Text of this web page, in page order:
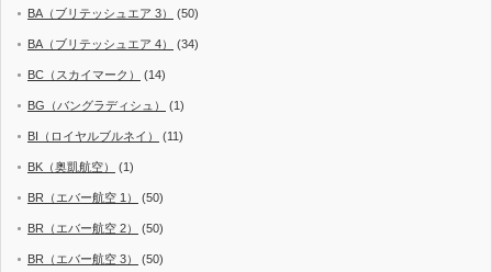
BA（ブリテッシュエア 3） (50)
BA（ブリテッシュエア 4） (34)
BC（スカイマーク） (14)
BG（バングラディシュ） (1)
BI（ロイヤルブルネイ） (11)
BK（奥凱航空） (1)
BR（エバー航空 1） (50)
BR（エバー航空 2） (50)
BR（エバー航空 3） (50)